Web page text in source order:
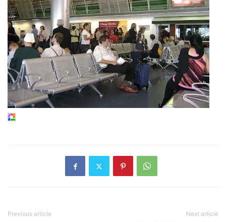
Previous article Next article